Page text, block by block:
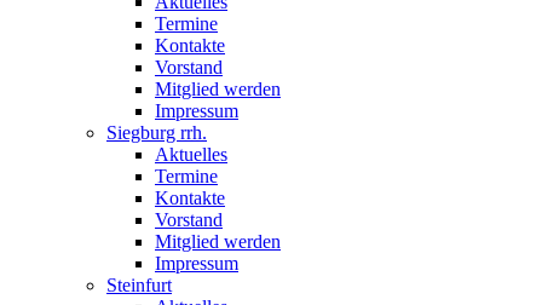
Termine
Kontakte
Vorstand
Mitglied werden
Impressum
Siegburg rrh.
Aktuelles
Termine
Kontakte
Vorstand
Mitglied werden
Impressum
Steinfurt